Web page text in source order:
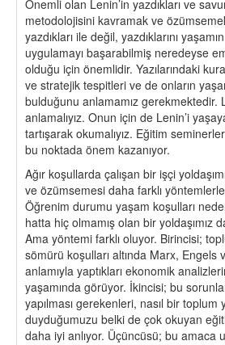
Önemli olan Lenin’in yazdıkları ve
metodolojisini kavramak ve
yazdıkları ile değil, yazdıklarını
uygulamayı başarabilmiş neredeyse
olduğu için önemlidir. Yazılarındaki
ve stratejik tespitleri ve de onların
bulduğunu anlamamız gerekmektedir.
anlamalıyız. Onun için de Lenin’i
tartışarak okumalıyız. Eğitim
bu noktada önem kazanıyor.
Ağır koşullarda çalışan bir işçi
ve özümsemesi daha farklı
Öğrenim durumu yaşam koşulları
hatta hiç olmamış olan bir yoldaşımız
Ama yöntemi farklı oluyor. Birincisi;
sömürü koşulları altında Marx, Engels
anlamıyla yaptıkları ekonomik
yaşamında görüyor. İkincisi; bu
yapılması gerekenleri, nasıl bir toplum
duyduğumuzu belki de çok okuyan
daha iyi anlıyor. Üçüncüsü; bu amaca